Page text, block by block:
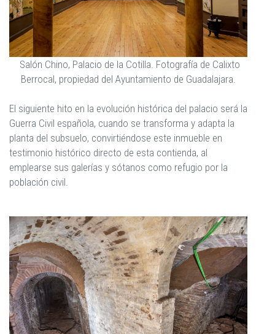
Salón Chino, Palacio de la Cotilla. Fotografía de Calixto
Berrocal, propiedad del Ayuntamiento de Guadalajara.
El siguiente hito en la evolución histórica del palacio será la
Guerra Civil española, cuando se transforma y adapta la
planta del subsuelo, convirtiéndose este inmueble en
testimonio histórico directo de esta contienda, al
emplearse sus galerías y sótanos como refugio por la
población civil.